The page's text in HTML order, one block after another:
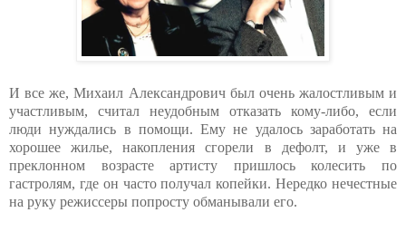
И все же, Михаил Александрович был очень жалостливым и
участливым, считал неудобным отказать кому-либо, если
люди нуждались в помощи. Ему не удалось заработать на
хорошее жилье, накопления сгорели в дефолт, и уже в
преклонном возрасте артисту пришлось колесить по
гастролям, где он часто получал копейки. Нередко нечестные
на руку режиссеры попросту обманывали его.